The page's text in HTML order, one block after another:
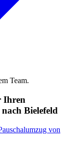
Team.
Ihren
Bielefeld
von